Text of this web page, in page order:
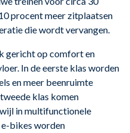
procent meer zitplaatsen
die wordt vervangen.
gericht op comfort en
In de eerste klas worden
en meer beenruimte
klas komen
in multifunctionele
bikes worden